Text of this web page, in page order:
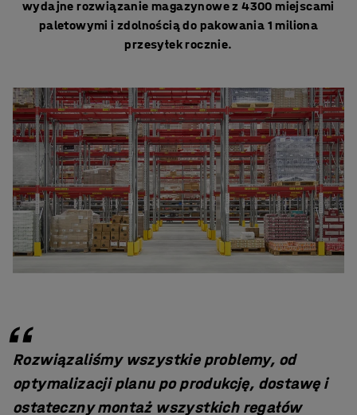
wydajne rozwiązanie magazynowe z 4300 miejscami
paletowymi i zdolnością do pakowania 1 miliona
przesyłek rocznie.
Rozwiązaliśmy wszystkie problemy, od
optymalizacji planu po produkcję, dostawę i
ostateczny montaż wszystkich regałów